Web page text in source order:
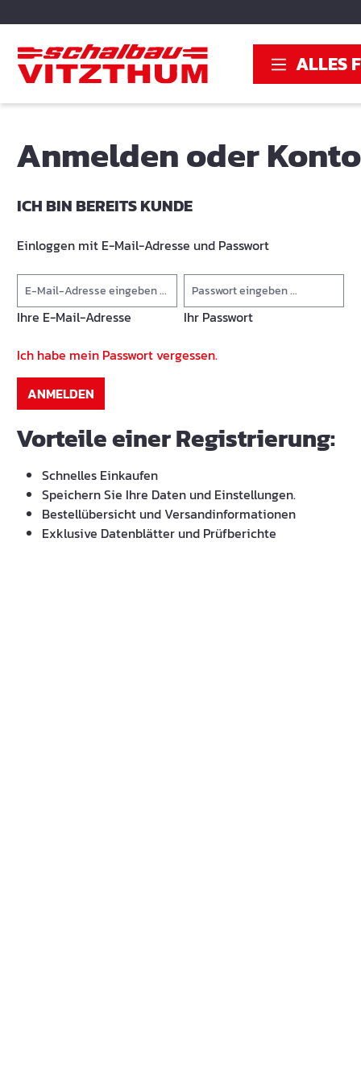
ALLES
Anmelden oder
ICH BIN BEREITS KUNDE
Einloggen mit E-Mail-Adresse und Passwort
Ihre E-Mail-Adresse
Ihr Passwort
Ich habe mein Passwort vergessen.
ANMELDEN
Vorteile einer Registrierung:
Schnelles Einkaufen
Speichern Sie Ihre Daten und Einstellungen.
Bestellübersicht und Versandinformationen
Exklusive Datenblätter und Prüfberichte